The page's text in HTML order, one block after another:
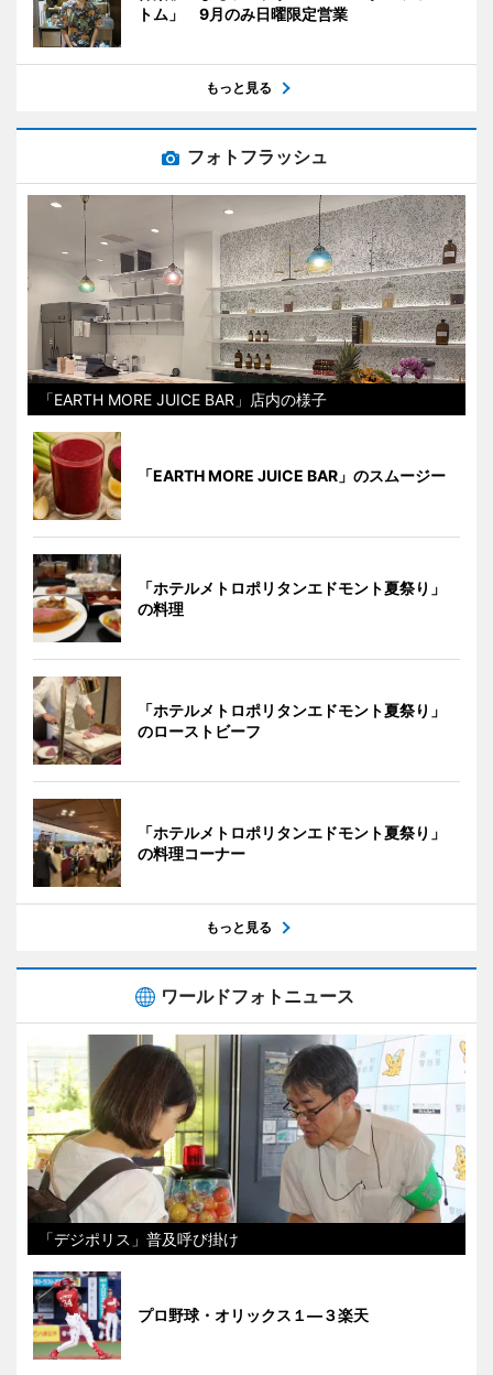
トム」 9月のみ日曜限定営業
もっと見る
フォトフラッシュ
「EARTH MORE JUICE BAR」店内の様子
「EARTH MORE JUICE BAR」のスムージー
「ホテルメトロポリタンエドモント夏祭り」
の料理
「ホテルメトロポリタンエドモント夏祭り」
のローストビーフ
「ホテルメトロポリタンエドモント夏祭り」
の料理コーナー
もっと見る
ワールドフォトニュース
「デジポリス」普及呼び掛け
プロ野球・オリックス１―３楽天